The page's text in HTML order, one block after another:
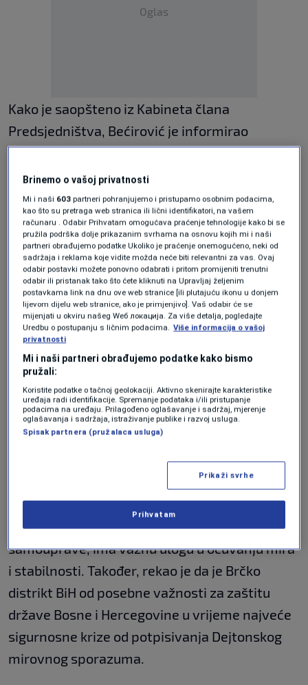
Oglas
Kako je saopšteno iz Kabineta člana
Predsjedništva, Bećirović je informirao
ambasadora Williamsona o "trenutnom
napadu na ustavni poredak Bosne i
Hercegovine i temeljne odredbe Dejtonskog
mirovnog sporazuma od strane rukovodstva
bh. entiteta Republika Srpska".
"Naglasio je da to predstavlja direktnu
prijetnju miru i stabilnosti Bosne i
Hercegovine i regije. Istakao je da se mir i
stabilnost u Bosni i Hercegovini mogu očuvati
samo zaštitom suvereniteta, ustavnog
poretka Bosne i Hercegovine, kao i
zaustavljanjem antidejtonskog i antiustavnog
djelovanja rukovodstva bh. entiteta
saopšteno je.
Bećirović je rekao da Brčko distrikt BiH, kao
jedinstvena administrativna jedinica lokalne
samouprave, ima važnu ulogu u očuvanju mira
i stabilnosti. Također, rekao je da je Brčko
distrikt BiH od posebne važnosti za zaštitu
države Bosne i Hercegovine u vrijeme najveće
sigurnosne krize od potpisivanja Dejtonskog
mirovnog sporazuma.
Brinemo o vašoj privatnosti
Mi i naši 603 partneri pohranjujemo i pristupamo osobnim podacima,
kao što su pretraga web stranica ili lični identifikatori, na vašem
računaru . Odabir Prihvatam omogućava praćenje tehnologije kako bi se
pružila podrška dolje prikazanim svrhama na osnovu kojih mi i naši
partneri obrađujemo podatke Ukoliko je praćenje onemogućeno, neki od
sadržaja i reklama koje vidite možda neće biti relevantni za vas. Ovaj
odabir postavki možete ponovno odabrati i pritom promijeniti trenutni
odabir ili pristanak tako što ćete kliknuti na Upravljaj željenim
postavkama link na dnu ove web stranice [ili plutajuću ikonu u donjem
lijevom dijelu web stranice, ako je primjenjivo]. Vaš odabir će se
mijenjati u okviru našeg Wеб локација. Za više detalja, pogledajte
Uredbu o postupanju s ličnim podacima. Više informacija o vašoj
privatnosti
Mi i naši partneri obrađujemo podatke kako bismo
pružali:
Koristite podatke o tačnoj geolokaciji. Aktivno skenirajte karakteristike
uređaja radi identifikacije. Spremanje podataka i/ili pristupanje
podacima na uređaju. Prilagođeno oglašavanje i sadržaj, mjerenje
oglašavanja i sadržaja, istraživanje publike i razvoj usluga.
Spisak partnera (pružalaca usluga)
Prikaži svrhe
Prihvatam